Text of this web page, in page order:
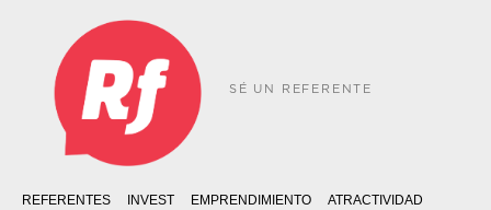
SÉ UN REFERENTE
REFERENTES INVEST EMPRENDIMIENTO
ATRACTIVIDAD